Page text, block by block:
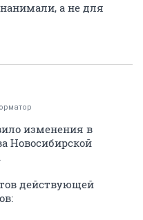
а не для
изменения в
Новосибирской
.
действующей